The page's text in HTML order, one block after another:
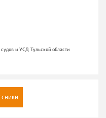
и УСД Тульской области